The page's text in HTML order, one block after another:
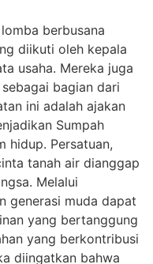
berbusana
diikuti oleh kepala
usaha. Mereka juga
bagian dari
ini adalah ajakan
Sumpah
hidup. Persatuan,
tanah air dianggap
Melalui
generasi muda dapat
yang bertanggung
yang berkontribusi
diingatkan bahwa